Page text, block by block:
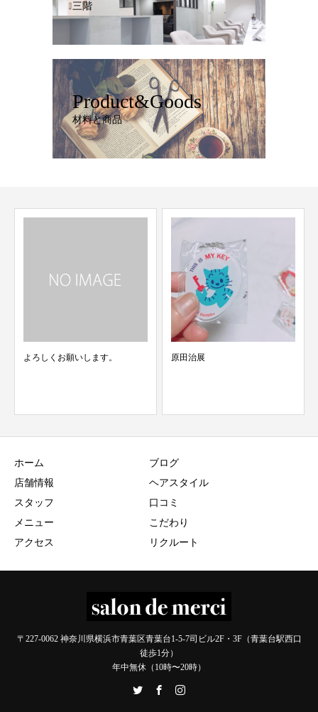
三階
Product&Goods
材料と商品
よろしくお願いします。 原田治展
ホーム
店舗情報
スタッフ
メニュー
アクセス
ブログ
ヘアスタイル
口コミ
こだわり
リクルート
〒227-0062 神奈川県横浜市青葉区青葉台1-5-7司ビル2F・3F（青葉台駅西口
徒歩1分）
年中無休（10時〜20時）